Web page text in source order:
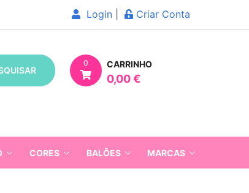
Login Criar Conta
0 CARRINHO
0,00 €
CORES BALÕES MARCAS